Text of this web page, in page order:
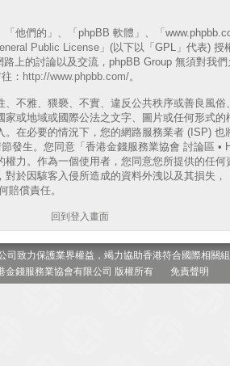
他們的」、「phpBB 軟體」、「
Public License」(以下以「GPL」代表) 授
上的討論以及交流，phpBB Group 無須對我
： http://www.phpbb.com/。
不雅、猥褻、不實、違反公共秩序或善良風
或地域或國際公法之文字、圖片或任何形式
在必要的情況下，您的網路服務業者 (ISP) 也
發生。您同意「香港金錢服務業協會 討論區 •
力。作為一個使用者，您同意您所提供的任
於因駭客入侵所造成的資料外洩以及其損失，
賠償責任。
回到登入畫面
司致力保護業界權益，竭力協助香港符合國際相關組
金錢服務業協會有限公司 版權所有 免責聲明